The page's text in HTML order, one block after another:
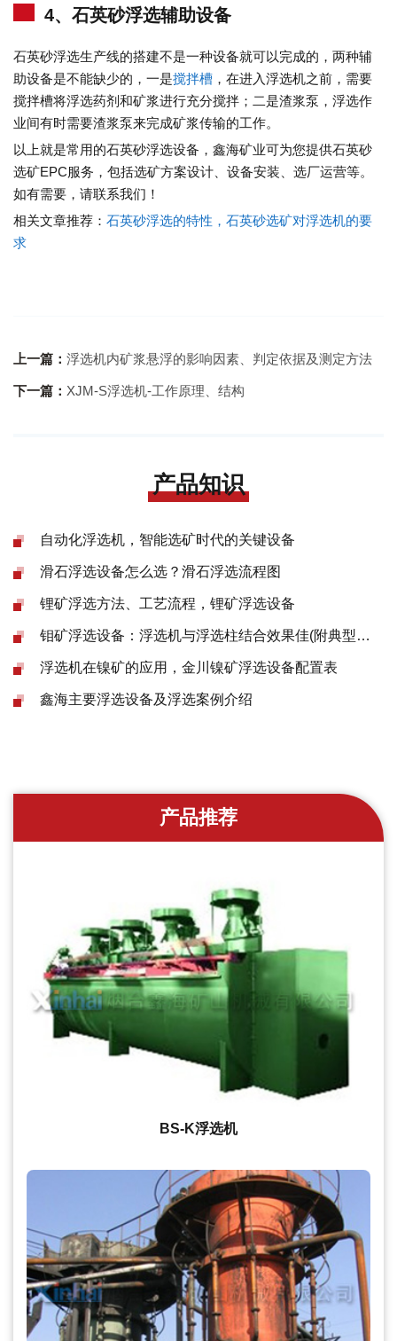
4、石英砂浮选辅助设备
石英砂浮选生产线的搭建不是一种设备就可以完成的，两种辅
助设备是不能缺少的，一是搅拌槽 ，在进入浮选机之前，需要
搅拌槽将浮选药剂和矿浆进行充分搅拌；二是渣浆泵，浮选作
业间有时需要渣浆泵来完成矿浆传输的工作。
以上就是常用的石英砂浮选设备，鑫海矿业可为您提供石英砂
选矿EPC服务，包括选矿方案设计、设备安装、选厂运营等。
如有需要，请联系我们！
相关文章推荐： 石英砂浮选的特性，石英砂选矿对浮选机的要
求
上一篇： 浮选机内矿浆悬浮的影响因素、判定依据及测定方法
下一篇： XJM-S浮选机-工作原理、结构
产品知识
自动化浮选机，智能选矿时代的关键设备
滑石浮选设备怎么选？滑石浮选流程图
锂矿浮选方法、工艺流程，锂矿浮选设备
钼矿浮选设备：浮选机与浮选柱结合效果佳(附典型案例)
浮选机在镍矿的应用，金川镍矿浮选设备配置表
鑫海主要浮选设备及浮选案例介绍
产品推荐
BS-K浮选机